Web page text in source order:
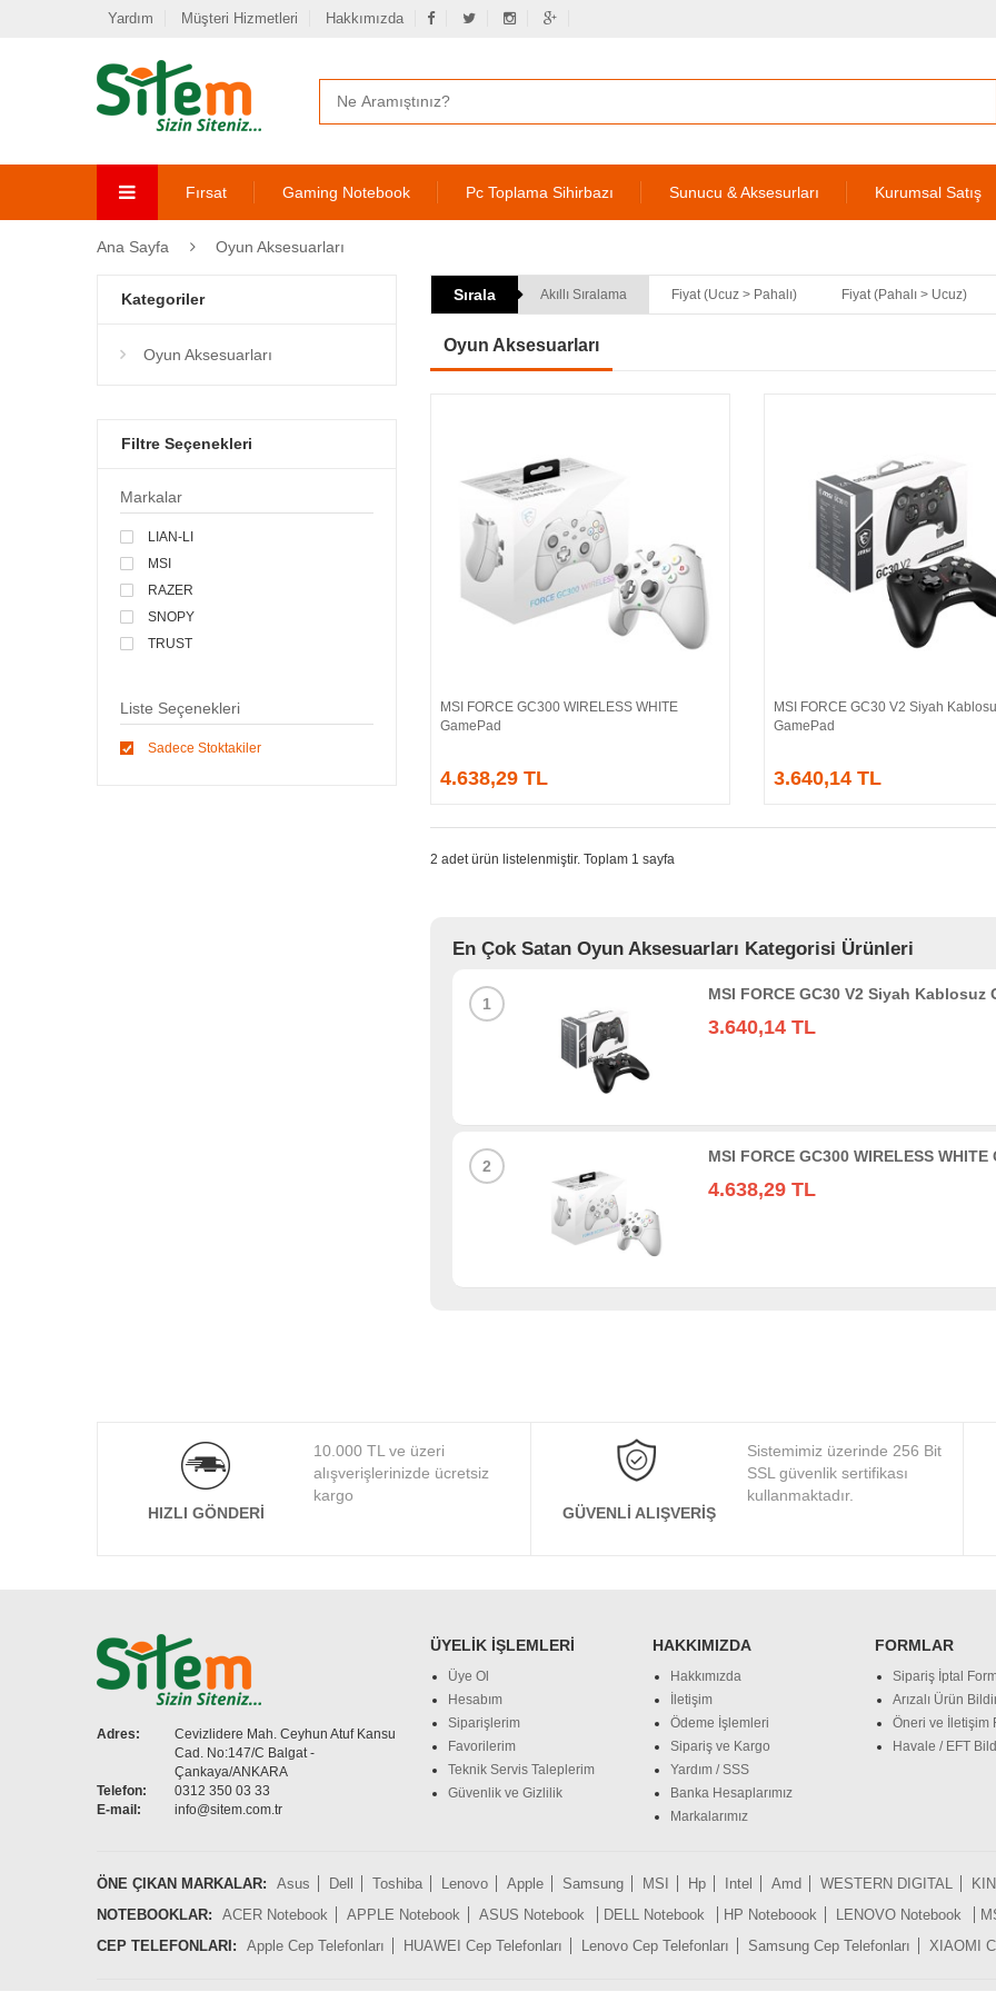
Yardım Müşteri Hizmetleri Hakkımızda
Fırsat Gaming Notebook Pc Toplama Sihirbazı Sunucu & Aksesurları Kurumsal Satış
Ana Sayfa Oyun Aksesuarları
Kategoriler
Oyun Aksesuarları
Filtre Seçenekleri
Markalar
LIAN-LI
MSI
RAZER
SNOPY
TRUST
Liste Seçenekleri
Sadece Stoktakiler
Sırala Akıllı Sıralama Fiyat (Ucuz > Pahalı) Fiyat (Pahalı > Ucuz)
Oyun Aksesuarları
Sepete Ekle
MSI FORCE GC300 WIRELESS WHITE
GamePad
4.638,29 TL
Sepete Ekle
MSI FORCE GC30 V2 Siyah
GamePad
3.640,14 TL
2 adet ürün listelenmiştir. Toplam 1 sayfa
En Çok Satan Oyun Aksesuarları Kategorisi Ürünleri
1
MSI FORCE GC30 V2 Siyah Kablosuz
3.640,14 TL
2
MSI FORCE GC300 WIRELESS WHITE
4.638,29 TL
HIZLI GÖNDERI
10.000 TL ve üzeri
alışverişlerinizde ücretsiz
kargo
GÜVENLI ALIŞVERIŞ
Sistemimiz üzerinde 256 Bit
SSL güvenlik sertifikası
kullanmaktadır.
Adres:
Cevizlidere Mah. Ceyhun Atuf Kansu
Cad. No:147/C Balgat -
Çankaya/ANKARA
Telefon:
0312 350 03 33
E-mail:
info@sitem.com.tr
ÜYELIK İŞLEMLERI
Üye Ol
Hesabım
Siparişlerim
Favorilerim
Teknik Servis Taleplerim
Güvenlik ve Gizlilik
HAKKIMIZDA
Hakkımızda
İletişim
Ödeme İşlemleri
Sipariş ve Kargo
Yardım / SSS
Banka Hesaplarımız
Markalarımız
FORMLAR
Sipariş İptal
Arızalı Ürün
Öneri ve İletişim
Havale / EFT
ÖNE ÇIKAN MARKALAR: Asus Dell Toshiba Lenovo Apple Samsung MSI Hp Intel Amd WESTERN DIGITAL
NOTEBOOKLAR:
ACER Notebook APPLE Notebook ASUS Notebook DELL Notebook HP Noteboook LENOVO Notebook
CEP TELEFONLARI:
Apple Cep Telefonları HUAWEI Cep Telefonları Lenovo Cep Telefonları Samsung Cep Telefonları XIAOMI